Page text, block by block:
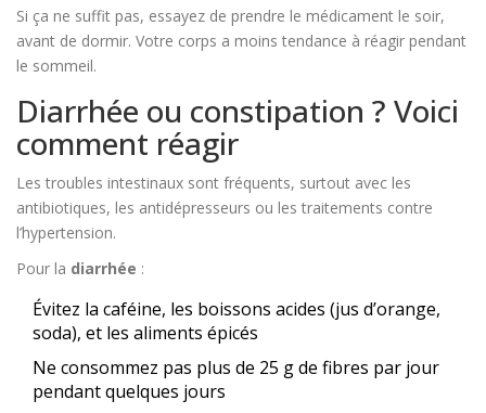
Si ça ne suffit pas, essayez de prendre le médicament le soir,
avant de dormir. Votre corps a moins tendance à réagir pendant
le sommeil.
Diarrhée ou constipation ? Voici
comment réagir
Les troubles intestinaux sont fréquents, surtout avec les
antibiotiques, les antidépresseurs ou les traitements contre
l’hypertension.
Pour la diarrhée :
Évitez la caféine, les boissons acides (jus d’orange,
soda), et les aliments épicés
Ne consommez pas plus de 25 g de fibres par jour
pendant quelques jours